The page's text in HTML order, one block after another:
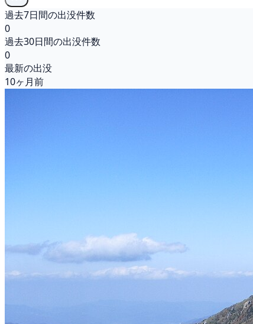
過去7日間の出没件数
0
過去30日間の出没件数
0
最新の出没
10ヶ月前